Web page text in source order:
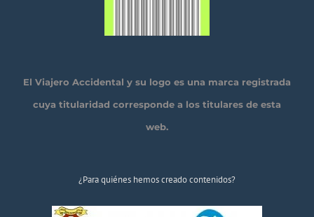
El Viajero Accidental y su logo es una marca registrada
cuya titularidad corresponde a los titulares de esta
web.
¿Para quiénes hemos creado contenidos?